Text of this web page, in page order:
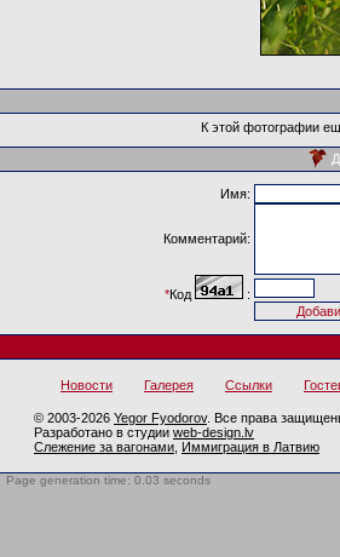
К этой фотографии
Имя:
Комментарий:
*Код :
Новости Галерея Ссылки
© 2003-2026 Yegor Fyodorov. Все права
Разработано в студии web-design.lv
Слежение за вагонами Иммиграция в Латвию
Page generation time: 0.03 seconds